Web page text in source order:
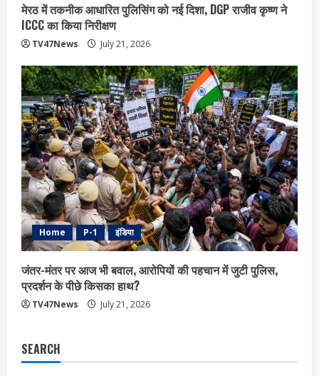
मेरठ में तकनीक आधारित पुलिसिंग को नई दिशा, DGP राजीव कृष्ण ने
ICCC का किया निरीक्षण
TV47News July 21, 2026
Home P-1 इंडिया
जंतर-मंतर पर आज भी बवाल, आरोपियों की पहचान में जुटी पुलिस,
प्रदर्शन के पीछे किसका हाथ?
TV47News July 21, 2026
SEARCH